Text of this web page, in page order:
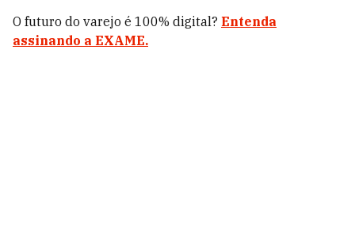
O futuro do varejo é 100% digital? Entenda
assinando a EXAME.